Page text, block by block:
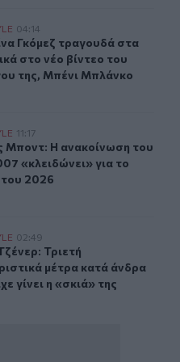
στο μουσικό βίντεο
04:14
Γκόμεζ τραγουδά στα
Γκόμεζ τραγουδά στα
στο νέο βίντεο του
της, Μπένι Μπλάνκο
του νέου 007 «κλειδώνει»
11:17
Μποντ: Η ανακοίνωση του
Μποντ: Η ανακοίνωση του
«κλειδώνει» για το
του 2026
μέτρα κατά άνδρα
02:49
Τριετή περιοριστικά
Τριετή
μέτρα κατά άνδρα
γίνει η «σκιά» της